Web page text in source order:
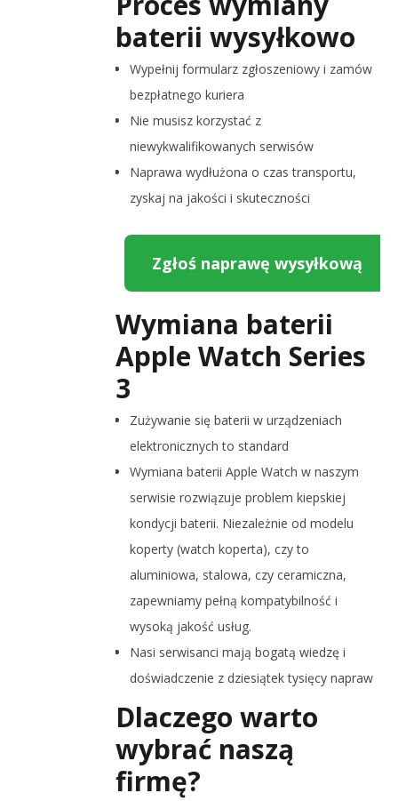
baterii wysyłkowo
Wypełnij formularz zgłoszeniowy i zamów
bezpłatnego kuriera
Nie musisz korzystać z
niewykwalifikowanych serwisów
Naprawa wydłużona o czas transportu,
zyskaj na jakości i skuteczności
Zgłoś naprawę wysyłkową
Wymiana baterii
Apple Watch Series
3
Zużywanie się baterii w urządzeniach
elektronicznych to standard
Wymiana baterii Apple Watch w naszym
serwisie rozwiązuje problem kiepskiej
kondycji baterii. Niezależnie od modelu
koperty (watch koperta), czy to
aluminiowa, stalowa, czy ceramiczna,
zapewniamy pełną kompatybilność i
wysoką jakość usług.
Nasi serwisanci mają bogatą wiedzę i
doświadczenie z dziesiątek tysięcy napraw
Dlaczego warto
wybrać naszą
firmę?